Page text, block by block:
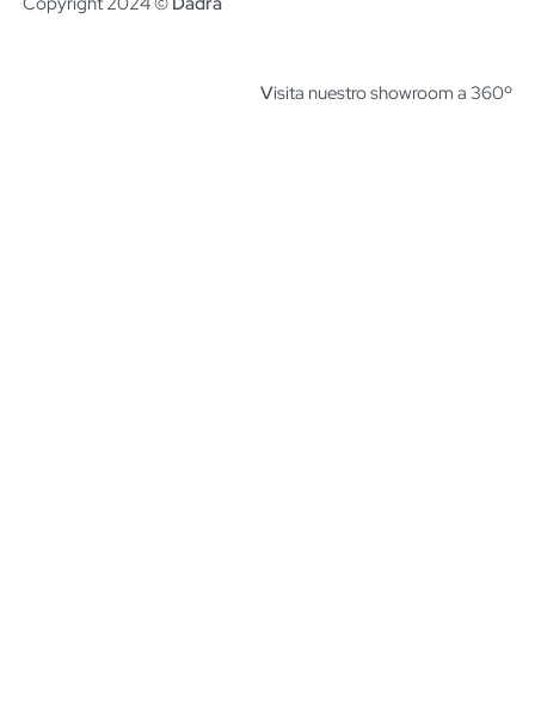
Visita nuestro showroom a 360º